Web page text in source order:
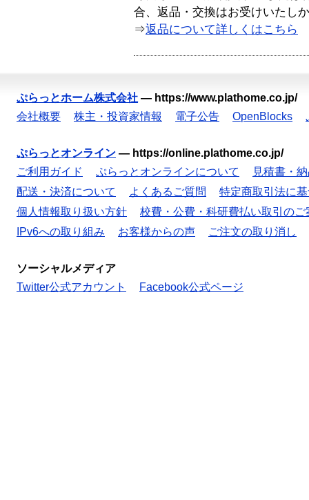
合、返品・交換はお受けいたし
⇒返品について詳しくはこちら
ぷらっとホーム株式会社 — https://www.plathome.co.jp/
会社概要
株主・投資家情報 電子公告 OpenBlocks
ぷらっとオンライン — https://online.plathome.co.jp/
ご利用ガイド
ぷらっとオンラインについて
見積書・
配送・決済について
よくあるご質問
特定商取引法に
個人情報取り扱い方針
校費・公費・科研費払い取引のご
IPv6への取り組み
お客様からの声 ご注文の取り消し
ソーシャルメディア
Twitter公式アカウント
Facebook公式ページ